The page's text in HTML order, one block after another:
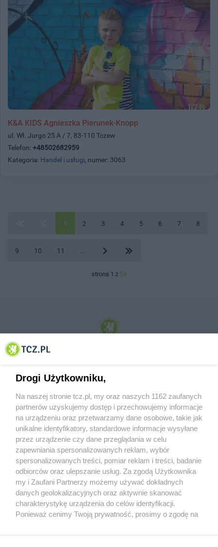
K&A KIDS Agnieszka Pierunek-Knopp
ul. Wł. Jurgo 25 A / 7, 83-110 Tczew
Telefon: +48502682959
Kategoria: Handel i usługi, numer: 3063
1 2 3 4 5 6 7 8
9 10 11
strona 1 z 54
© 2001-2026 Tczew - TCZ.PL Sp. z o.o. Internetowy Serwis Informacyjny Miasta
O FIRMIE POLITYKA PRYWATNOŚCI HOSTING
REKLAMA WSPÓŁPRACA RSS FACEBOOK KONTAKT
Nasze serwisy
Aktualności
Tcz24
Muzyka i kultura
Archiwum wydarzeń
Drogi Użytkowniku,
Na naszej stronie tcz.pl, my oraz naszych 1162 zaufanych
partnerów uzyskujemy dostęp i przechowujemy informacje
na urządzeniu oraz przetwarzamy dane osobowe, takie jak
unikalne identyfikatory, standardowe informacje wysyłane
przez urządzenie czy dane przeglądania w celu
zapewniania spersonalizowanych reklam, wybór
spersonalizowanych treści, pomiar reklam i treści, badanie
odbiorców oraz ulepszanie usług. Za zgodą Użytkownika
my i Zaufani Partnerzy możemy używać dokładnych
danych geolokalizacyjnych oraz aktywnie skanować
charakterystykę urządzenia do celów identyfikacji.
Ponieważ cenimy Twoją prywatność, prosimy o zgodę na